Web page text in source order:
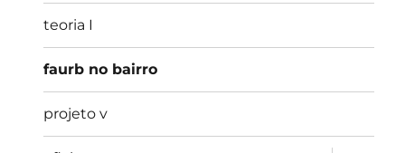
teoria I
faurb no bairro
projeto v